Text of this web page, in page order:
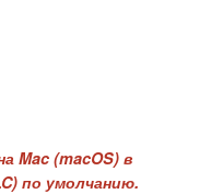
Mac (macOS) в
по умолчанию.